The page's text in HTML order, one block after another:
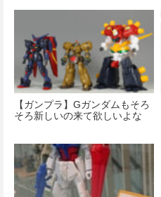
【ガンプラ】Gガンダムもそろ
そろ新しいの来て欲しいよな